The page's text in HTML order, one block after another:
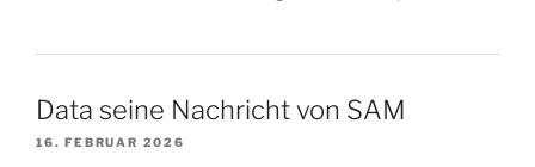
Data seine Nachricht von SAM
16. FEBRUAR 2026